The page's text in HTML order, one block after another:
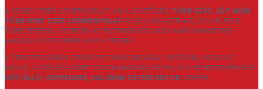
A SZÍNEK TERÉN SZINTE KORLÁTLAN A LEHETŐSÉG: TÖBB SZÁZ, SŐT AKÁR
TÖBB MINT EZER SZÍNÁRNYALAT KÖZÜL VÁLASZTHAT, ÍGY A BÚTOR
TÖKÉLETESEN ILLESZKEDIK AZ ENTERIŐRHÖZ VAGY AKÁR KARAKTERES
HANGSÚLYOS ELEMÉVÉ VÁLIK A TÉRNEK.
A TERVEZÉS SORÁN SZEMÉLYES TANÁCSADÁSSAL SEGÍTÜNK, HOGY AZ
ANYAG, A SZÍN ÉS A MÉRET ÖSSZHANGBAN LEGYEN, ÉS A VÉGEREDMÉNY EGY
IDŐTÁLLÓ, KÉNYELMES, VALÓBAN EGYEDI BÚTOR LEGYEN.